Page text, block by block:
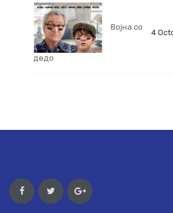
Војна со
дедо
4